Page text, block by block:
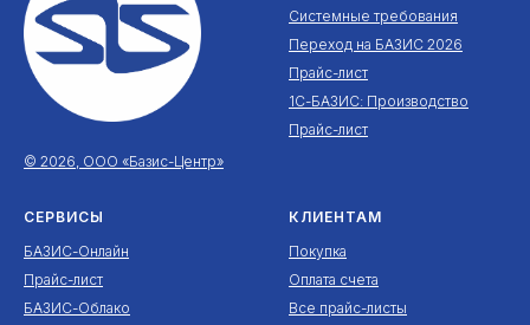
© 2026, ООО «Базис-Центр»
Системные требования
Переход на БАЗИС 2026
Прайс-лист
1С-БАЗИС: Производство
Прайс-лист
СЕРВИСЫ
БАЗИС-Онлайн
Прайс-лист
БАЗИС-Облако
КЛИЕНТАМ
Покупка
Оплата счета
Все прайс-листы